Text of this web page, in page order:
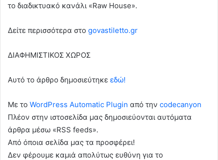
το διαδικτυακό κανάλι «Raw House».
Δείτε περισσότερα στο govastiletto.gr
ΔΙΑΦΗΜΙΣΤΙΚΟΣ ΧΩΡΟΣ
Αυτό το άρθρο δημοσιεύτηκε εδώ!
Με το WordPress Automatic Plugin από την codecanyon
Πλέον στην ιστοσελίδα μας δημοσιεύονται αυτόματα
άρθρα μέσω «RSS feeds».
Από όποια σελίδα μας τα προσφέρει!
Δεν φέρουμε καμιά απολύτως ευθύνη για το